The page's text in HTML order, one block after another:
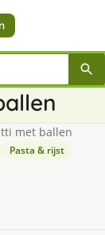
met ballen
Pasta & rijst